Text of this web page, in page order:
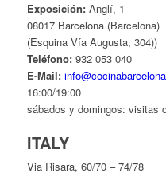
Exposición:Anglí, 1
08017 Barcelona (Barcelona)
(Esquina Vía Augusta, 304))
Teléfono:932 053 040
E-Mail:
16:00/19:00
sábados y domingos: visitas
ITALY
Via Risara, 60/70 – 74/78